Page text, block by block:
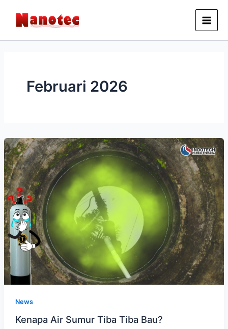
konten
Februari 2026
News
Kenapa Air Sumur Tiba Tiba Bau?